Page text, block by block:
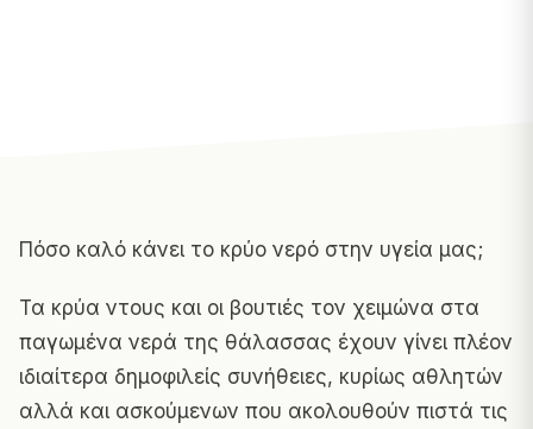
Πόσο καλό κάνει το κρύο νερό στην υγεία μας;
Τα κρύα ντους και οι βουτιές τον χειμώνα στα
παγωμένα νερά της θάλασσας έχουν γίνει πλέον
ιδιαίτερα δημοφιλείς συνήθειες, κυρίως αθλητών
αλλά και ασκούμενων που ακολουθούν πιστά τις